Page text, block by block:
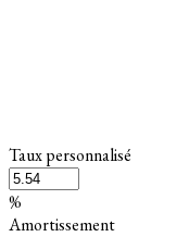
Taux personnalisé
%
Amortissement